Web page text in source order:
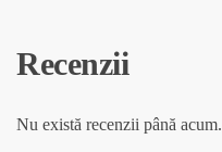
Recenzii
Nu există recenzii până acum.